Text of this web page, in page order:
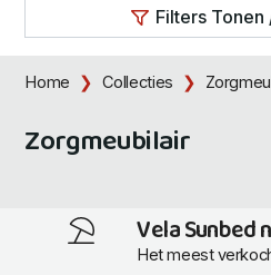
Filters
Home Collecties
Zorgmeubilair
Vela Sunbed
Het meest